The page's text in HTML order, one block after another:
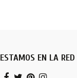
ESTAMOS EN LA RED